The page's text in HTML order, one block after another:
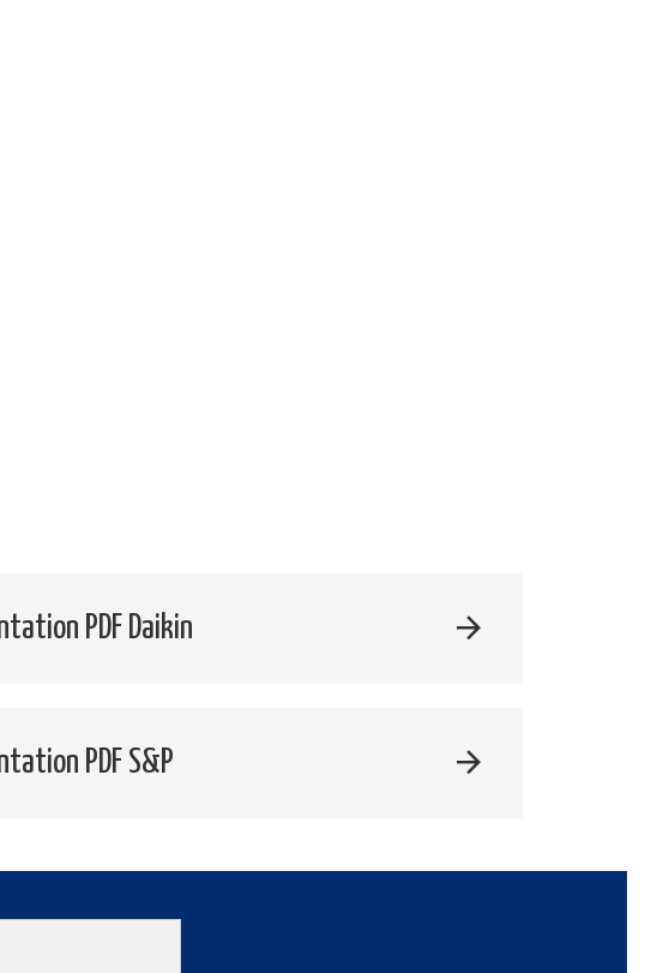
PDF Daikin
PDF S&P